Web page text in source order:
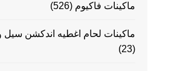
ماكينات فاكيوم (526)
ماكينات لحام اغطيه اندكشن سيل
(23)